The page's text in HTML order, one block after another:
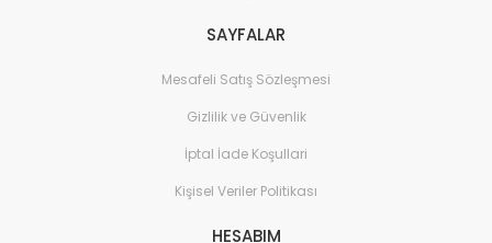
SAYFALAR
Mesafeli Satış Sözleşmesi
Gizlilik ve Güvenlik
İptal İade Koşullari
Kişisel Veriler Politikası
HESABIM